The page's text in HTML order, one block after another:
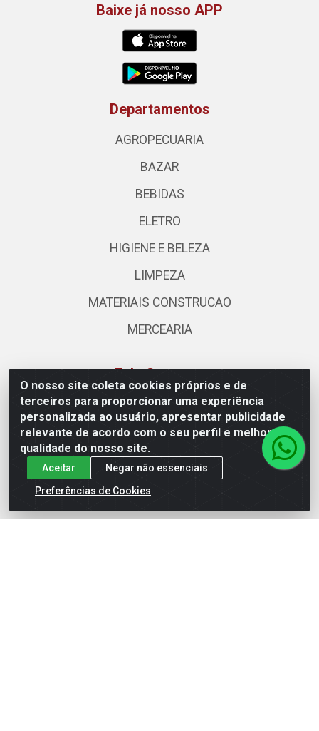
O nosso site coleta cookies próprios e de
terceiros para proporcionar uma experiência
personalizada ao usuário, apresentar publicidade
relevante de acordo com o seu perfil e melhorar a
qualidade do nosso site.
Aceitar
Negar não essenciais
Preferências de Cookies
Baixe já nosso APP
Departamentos
AGROPECUARIA
BAZAR
BEBIDAS
ELETRO
HIGIENE E BELEZA
LIMPEZA
MATERIAIS CONSTRUCAO
MERCEARIA
Fale Conosco
(62) 3310-3544
(62) 99964-9927
atendimento@rivershop.com.br
Instagram
Formas de Pagamento